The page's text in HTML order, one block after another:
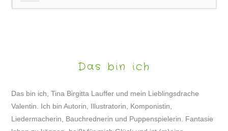
Das bin ich
Das bin ich, Tina Birgitta Lauffer und mein Lieblingsdrache
Valentin. Ich bin Autorin, Illustratorin, Komponistin,
Liedermacherin, Bauchrednerin und Puppenspielerin. Fantasie